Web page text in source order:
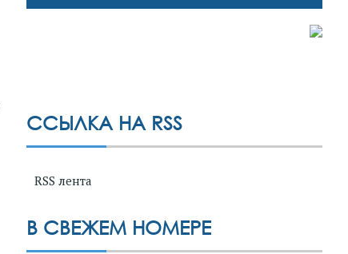
ССЫЛКА НА RSS
RSS лента
В СВЕЖЕМ НОМЕРЕ